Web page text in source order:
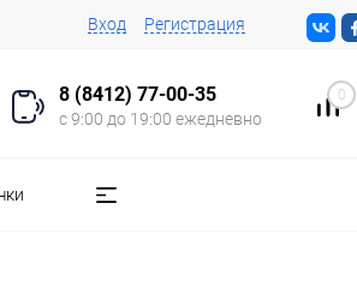
Вход Регистрация
8 (8412) 77-00-35
с 9:00 до 19:00 ежедневно
0